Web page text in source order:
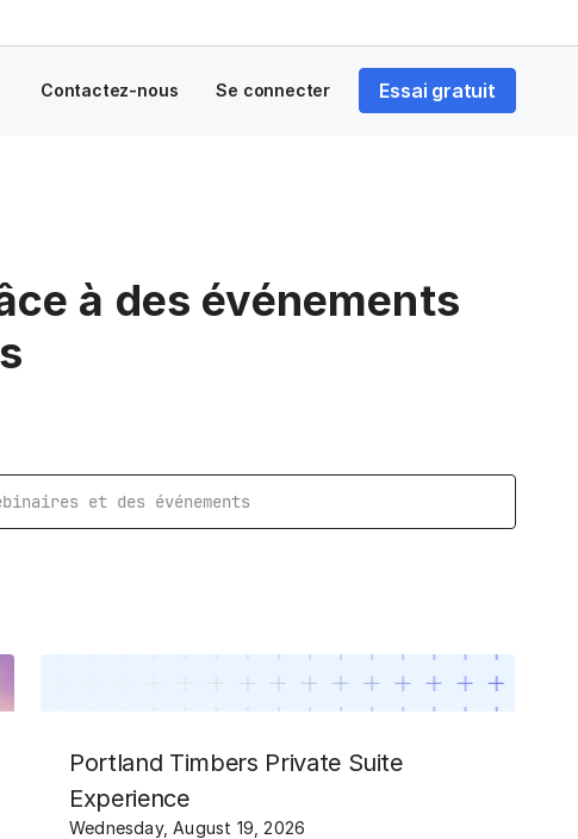
Contactez-nous Se connecter Essai gratuit
à des événements
Portland Timbers Private Suite
Experience
Wednesday, August 19, 2026